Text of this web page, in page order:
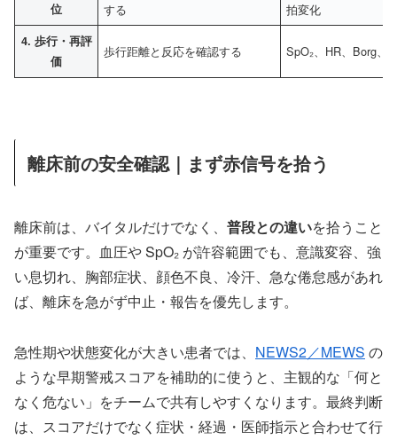
位
する
拍変化
4. 歩行・再評
価
歩行距離と反応を確認する SpO₂、HR、Borg、
離床前の安全確認｜まず赤信号を拾う
離床前は、バイタルだけでなく、 普段との違いを拾うこと
が重要です。血圧や SpO₂ が許容範囲でも、意識変容、強
い息切れ、胸部症状、顔色不良、冷汗、急な倦怠感があれ
ば、離床を急がず中止・報告を優先します。
急性期や状態変化が大きい患者では、 NEWS2／MEWS の
ような早期警戒スコアを補助的に使うと、主観的な「何と
なく危ない」をチームで共有しやすくなります。最終判断
は、スコアだけでなく症状・経過・医師指示と合わせて行